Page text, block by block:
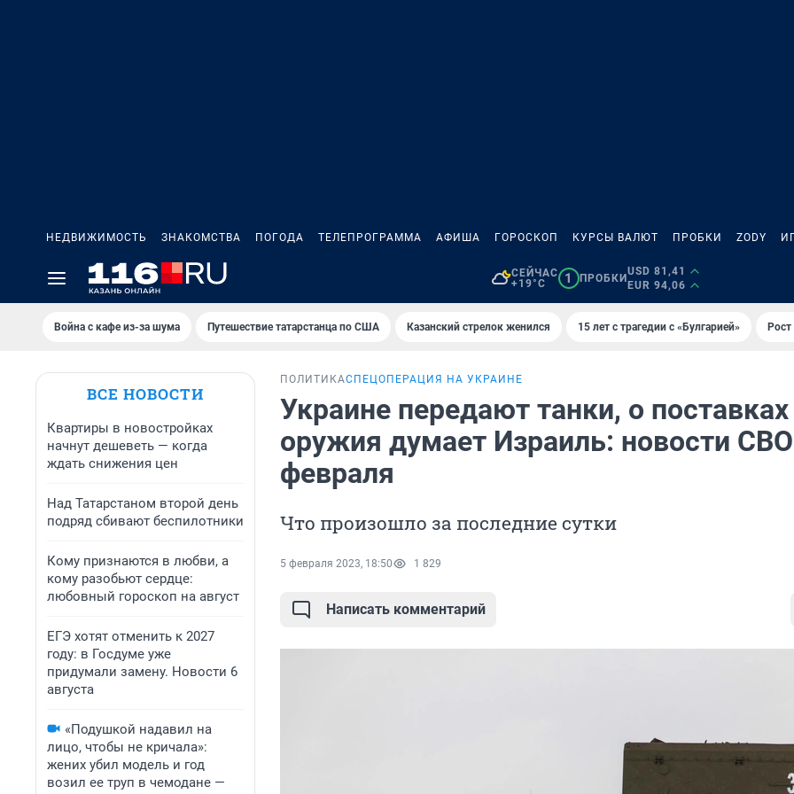
НЕДВИЖИМОСТЬ ЗНАКОМСТВА ПОГОДА ТЕЛЕПРОГРАММА АФИША ГОРОСКОП КУРСЫ ВАЛЮТ ПРОБКИ ZODY
СЕЙЧАС
+19°C
1 ПРОБКИ
USD 81,41
EUR 94,06
Война с кафе из-за шума Путешествие татарстанца по США Казанский стрелок женился 15 лет с трагедии с «Булгарией»
ВСЕ НОВОСТИ
Квартиры в новостройках
начнут дешеветь — когда
ждать снижения цен
Над Татарстаном второй день
подряд сбивают беспилотники
Кому признаются в любви, а
кому разобьют сердце:
любовный гороскоп на август
ЕГЭ хотят отменить к 2027
году: в Госдуме уже
придумали замену. Новости 6
августа
«Подушкой надавил на
лицо, чтобы не кричала»:
жених убил модель и год
возил ее труп в чемодане —
ПОЛИТИКАСПЕЦОПЕРАЦИЯ НА УКРАИНЕ
Украине передают танки, о поставках
оружия думает Израиль: новости
февраля
Что произошло за последние сутки
5 февраля 2023, 18:50 1 829
Написать комментарий